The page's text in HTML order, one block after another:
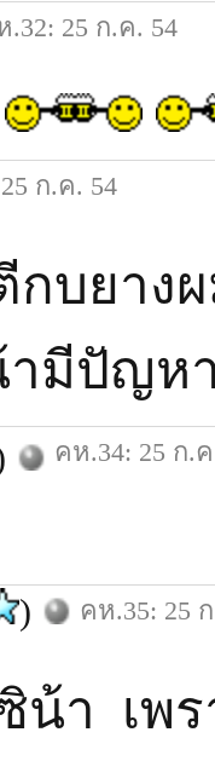
.32: 25 ก.ค. 54
ก.ค. 54
กบยา
ามีปัญห
คห.34: 25 ก.
) คห.35: 25
น้า เพ